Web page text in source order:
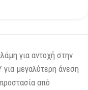
για αντοχή στην
μεγαλύτερη άνεση
από